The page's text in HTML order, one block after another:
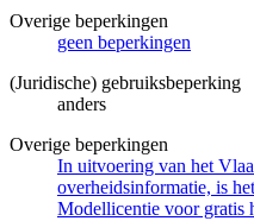
Overige beperkingen
geen beperkingen
(Juridische) gebruiksbeperking
anders
Overige beperkingen
In uitvoering van het
overheidsinformatie, is
Modellicentie voor gratis